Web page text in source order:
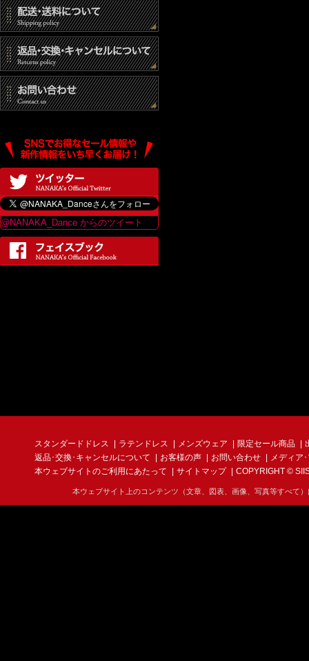
@NANAKA_Dance からのツイート
スタンダードドレス ラテンドレス メンズウェア 限定セール商品
返品･交換･キャンセルについて
お客様の声 お問い合わせ
メディア
本ウェブサイトのご利用にあたって
サイトマップ COPYRIGHT ©
本ウェブサイト上のコンテンツ（文章、図表、画像、写真等すべて